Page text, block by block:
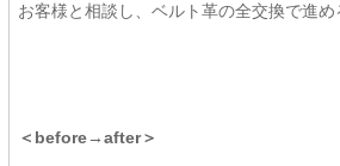
お客様と相談し、ベルト革の全交換で進め
＜before→after＞